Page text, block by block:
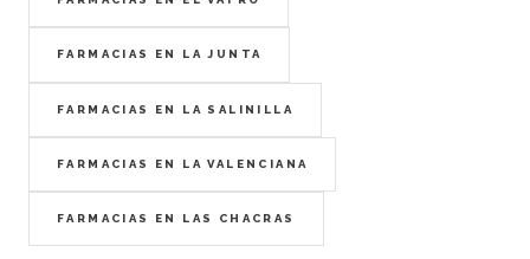
FARMACIAS EN LA JUNTA
FARMACIAS EN LA SALINILLA
FARMACIAS EN LA VALENCIANA
FARMACIAS EN LAS CHACRAS